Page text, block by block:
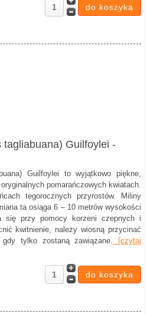
Guilfoylei -
Guilfoylei to wyjątkowo piękne,
pomarańczowych kwiatach.
tegorocznych przyrostów. Miliny
ta osiąga 6 – 10 metrów wysokości
się przy pomocy korzeni czepnych i
kwitnienie, należy wiosną przycinać
tylko zostaną zawiązane.
[czytaj